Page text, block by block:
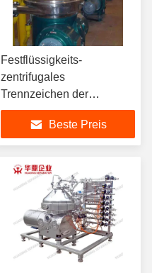
Festflüssigkeits-
zentrifugales
Trennzeichen der
Disketten-Sus304 des
Separator-5.5kw
Beste Preis